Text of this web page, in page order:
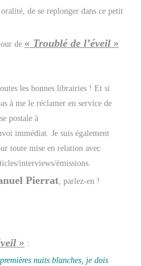
de se replonger dans ce petit
de « Troublé de l’éveil »
les bonnes librairies ! Et si
à me le réclamer en service de
postale à
immédiat. Je suis également
toute mise en relation avec
interviews/émissions.
Pierrat , parlez-en !
» :
nuits blanches, je dois